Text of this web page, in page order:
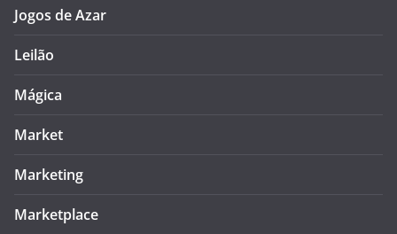
Jogos de Azar
Leilão
Mágica
Market
Marketing
Marketplace